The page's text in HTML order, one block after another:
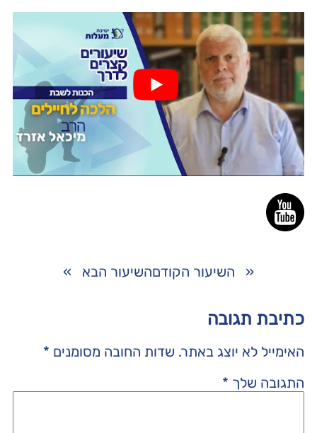
« השיעור הקודםהשיעור הבא »
כתיבת תגובה
האימייל לא יוצג באתר. שדות החובה מסומנים *
התגובה שלך *